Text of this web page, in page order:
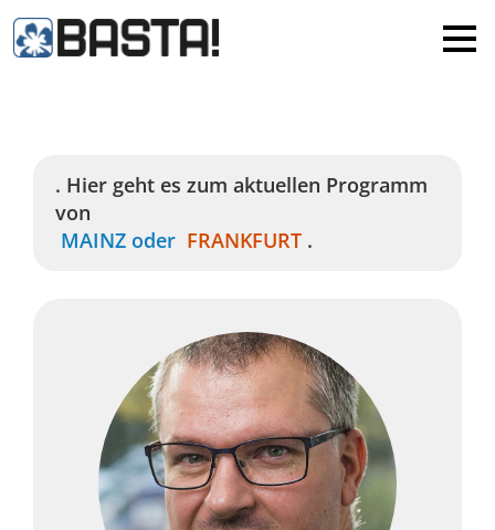
. Hier geht es zum aktuellen Programm
von
MAINZ oder FRANKFURT .
MAINZ
Alle